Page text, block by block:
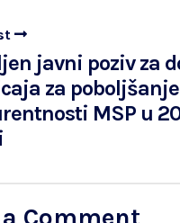
javni poziv za
za poboljšanje
MSP u
Comment